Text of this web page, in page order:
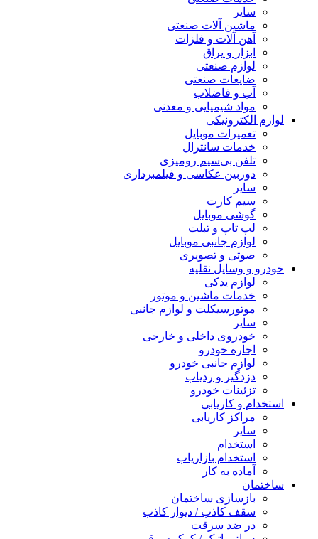
سایر
ماشین آلات صنعتی
آهن آلات و فلزات
ابزار و یراق
لوازم صنعتی
ضایعات صنعتی
آب و فاضلاب
مواد شیمیایی و معدنی
لوازم الکترونیکی
تعمیرات موبایل
خدمات سانترال
تلفن بی‌سیم رومیزی
دوربین عکاسی و فیلمبرداری
سایر
سیم کارت
گوشی موبایل
لپ تاپ و تبلت
لوازم جانبی موبایل
صوتی و تصویری
خودرو و وسایل نقلیه
لوازم یدکی
خدمات ماشین و موتور
موتورسیکلت و لوازم جانبی
سایر
خودروی داخلی و خارجی
اجاره خودرو
لوازم جانبی خودرو
دزدگیر و ردیاب
تزئینات خودرو
استخدام و کاریابی
مراکز کاریابی
سایر
استخدام
استخدام بازاریاب
آماده به کار
ساختمان
بازسازی ساختمان
سقف کاذب / دیوار کاذب
در ضد سرقت